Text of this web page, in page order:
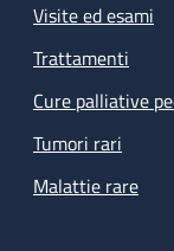
Visite ed esami
Trattamenti
Cure palliative
Tumori rari
Malattie rare